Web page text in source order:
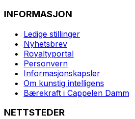
INFORMASJON
Ledige stillinger
Nyhetsbrev
Royaltyportal
Personvern
Informasjonskapsler
Om kunstig intelligens
Bærekraft i Cappelen Damm
NETTSTEDER